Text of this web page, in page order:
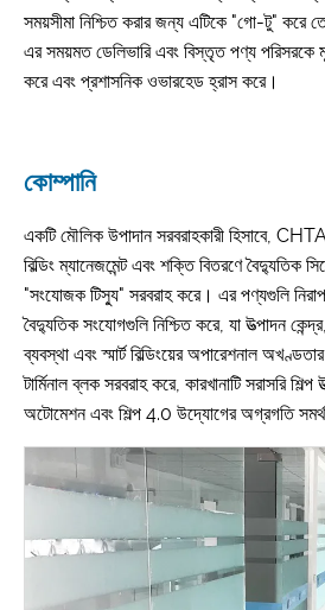
সময়সীমা নিশ্চিত করার জন্য এটিকে "গো-টু" করে
এর সময়মত ডেলিভারি এবং বিস্তৃত পণ্য পরিসরকে
করে এবং প্রশাসনিক ওভারহেড হ্রাস করে।
কোম্পানি
একটি মৌলিক উপাদান সরবরাহকারী হিসাবে,
বিল্ডিং ম্যানেজমেন্ট এবং শক্তি বিতরণে বৈদ্যুতিক
"সংযোজক টিস্যু" সরবরাহ করে। এর পণ্যগুলি
বৈদ্যুতিক সংযোগগুলি নিশ্চিত করে, যা উত্পাদন
ব্যবস্থা এবং স্মার্ট বিল্ডিংয়ের অপারেশনাল
টার্মিনাল ব্লক সরবরাহ করে, কারখানাটি সরাসরি
অটোমেশন এবং শিল্প 4.0 উদ্যোগের অগ্রগতি